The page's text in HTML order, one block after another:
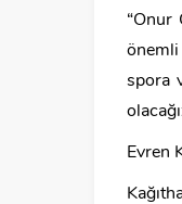
“Onur
spora
Evren